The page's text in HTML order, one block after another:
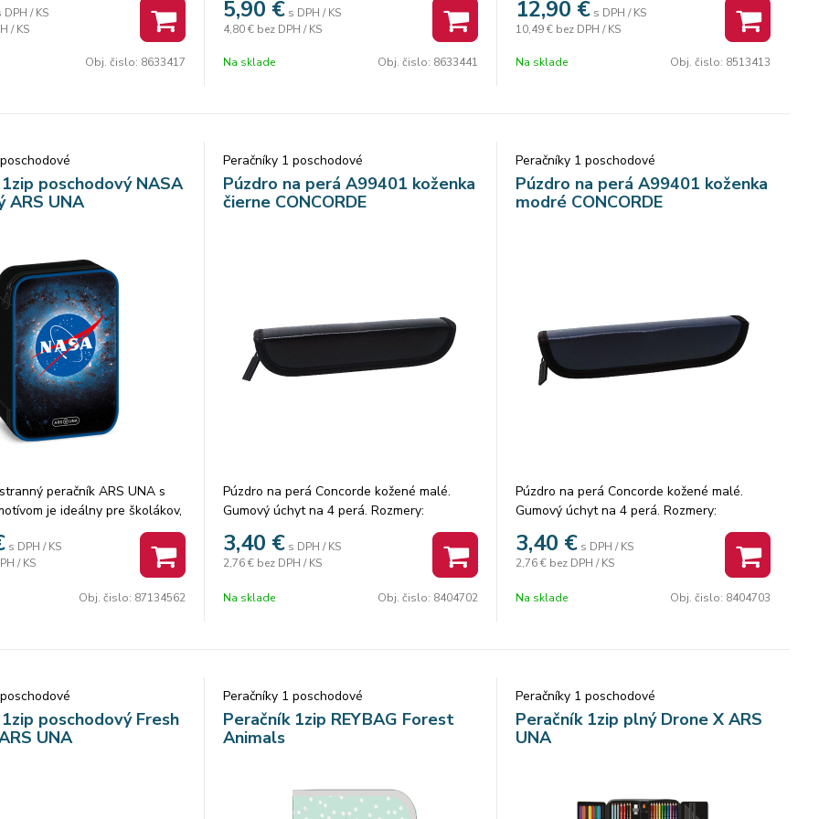
Ponúka dostatok miesta, jednoduché
zapínanie a krásny dizajn, ktorý si deti
a prepážkou s priehľadnou
hodín. Výška 20,0 cm
DPH / KS
/ KS
Obj. čislo: 8633417
5,90 € s DPH / KS
4,80 € bez DPH / KS
Na sklade Obj. čislo: 8633441
Vyrobený z kvalitného materiálu
Výška 21 cm
Hĺbka 5,5 cm
12,90 € s DPH / KS
10,49 € bez DPH / KS
Na sklade Obj. čislo: 8513413
poschodový NASA
ARS UNA
peračník ARS UNA s
je ideálny pre školákov,
svoje školské potreby vždy
vnútornému členeniu
drobnosti, ktoré musia byť
perá a 4 menšie úchyty na
sa nachádza praktické
s DPH / KS
/ KS
Obj. čislo: 87134562
Peračníky 1 poschodové
Púzdro na perá A99401 koženka
čierne CONCORDE
Púzdro na perá Concorde kožené malé.
Gumový úchyt na 4 perá. Rozmery:
3,40 € s DPH / KS
2,76 € bez DPH / KS
Na sklade Obj. čislo: 8404702
Peračníky 1 poschodové
Púzdro na perá A99401 koženka
modré CONCORDE
Púzdro na perá Concorde kožené malé.
Gumový úchyt na 4 perá. Rozmery:
3,40 € s DPH / KS
2,76 € bez DPH / KS
Na sklade Obj. čislo: 8404703
poschodový Fresh
UNA
Peračníky 1 poschodové
Peračník 1zip REYBAG Forest
Animals
Peračníky 1 poschodové
Peračník 1zip plný Drone X ARS
UNA